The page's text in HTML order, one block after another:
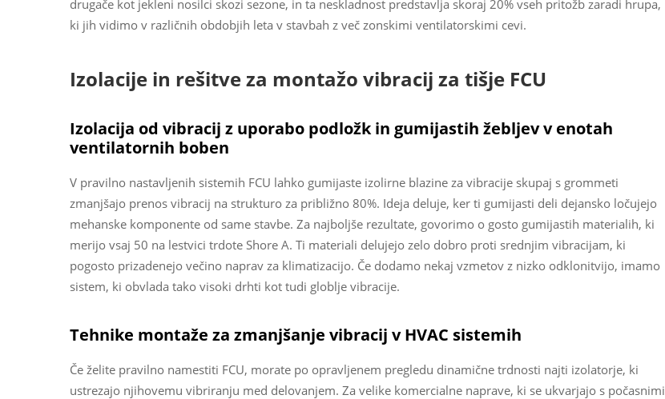
drugače kot jekleni nosilci skozi sezone, in ta neskladnost predstavlja skoraj 20% vseh pritožb zaradi hrupa,
ki jih vidimo v različnih obdobjih leta v stavbah z več zonskimi ventilatorskimi cevi.
Izolacije in rešitve za montažo vibracij za tišje FCU
Izolacija od vibracij z uporabo podložk in gumijastih žebljev v enotah
ventilatornih boben
V pravilno nastavljenih sistemih FCU lahko gumijaste izolirne blazine za vibracije skupaj s grommeti
zmanjšajo prenos vibracij na strukturo za približno 80%. Ideja deluje, ker ti gumijasti deli dejansko ločujejo
mehanske komponente od same stavbe. Za najboljše rezultate, govorimo o gosto gumijastih materialih, ki
merijo vsaj 50 na lestvici trdote Shore A. Ti materiali delujejo zelo dobro proti srednjim vibracijam, ki
pogosto prizadenejo večino naprav za klimatizacijo. Če dodamo nekaj vzmetov z nizko odklonitvijo, imamo
sistem, ki obvlada tako visoki drhti kot tudi globlje vibracije.
Tehnike montaže za zmanjšanje vibracij v HVAC sistemih
Če želite pravilno namestiti FCU, morate po opravljenem pregledu dinamične trdnosti najti izolatorje, ki
ustrezajo njihovemu vibriranju med delovanjem. Za velike komercialne naprave, ki se ukvarjajo s počasnimi